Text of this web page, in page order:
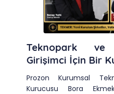
Teknopark ve
Girişimci İçin Bir
Prozon Kurumsal
Kurucusu Bora